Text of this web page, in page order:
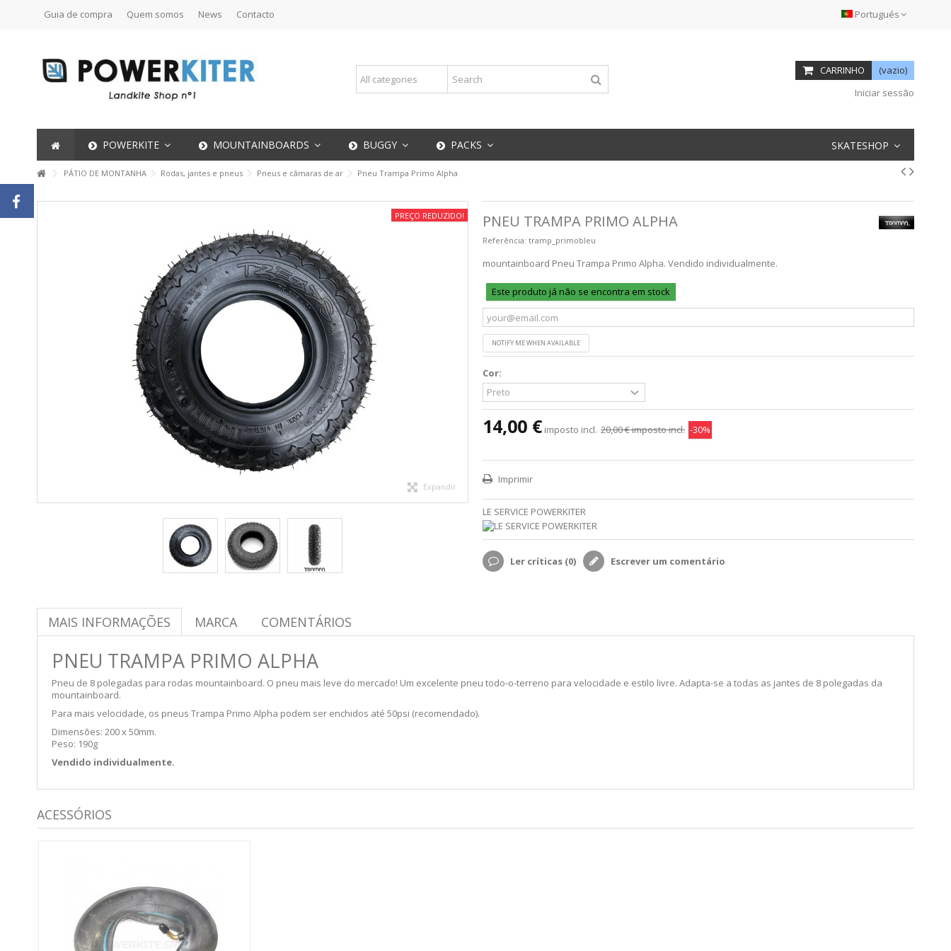
Portugués
Guia de compra Quem somos News Contacto
CARRINHO
(vazio)
Iniciar sessão
POWERKITE MOUNTAINBOARDS BUGGY PACKS SKATESHOP
PÁTIO DE MONTANHA Rodas, jantes e pneus Pneus e câmaras de ar Pneu Trampa Primo Alpha
PREÇO REDUZIDO!
Expandir
PNEU TRAMPA PRIMO ALPHA
Referência: tramp_primobleu
mountainboard Pneu Trampa Primo Alpha. Vendido individualmente.
Este produto já não se encontra em stock
NOTIFY ME WHEN AVAILABLE
Cor:
14,00 € imposto incl. 20,00 €imposto incl. -30%
Imprimir
LE SERVICE POWERKITER
Ler críticas (0) Escrever um comentário
MAIS INFORMAÇÕES MARCA COMENTÁRIOS
PNEU TRAMPA PRIMO ALPHA
Pneu de 8 polegadas para rodas mountainboard. O pneu mais leve do mercado! Um excelente pneu todo-o-terreno para velocidade e estilo livre. Adapta-se a todas as jantes de 8 polegadas da
mountainboard.
Para mais velocidade, os pneus Trampa Primo Alpha podem ser enchidos até 50psi (recomendado).
Dimensões: 200 x 50mm.
Peso: 190g
Vendido individualmente.
ACESSÓRIOS